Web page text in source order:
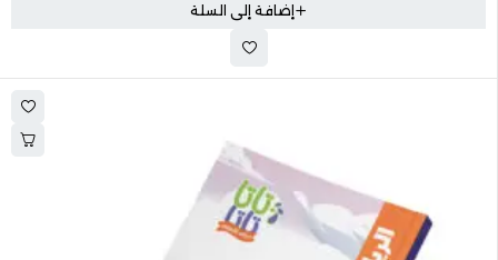
إضافة إلى السلة